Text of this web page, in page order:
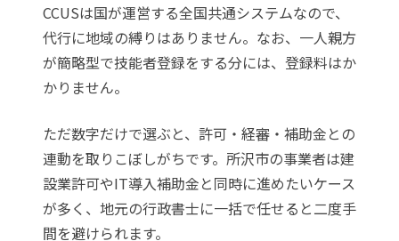
CCUSは国が運営する全国共通システムなので、
代行に地域の縛りはありません。なお、一人親方
が簡略型で技能者登録をする分には、登録料はか
かりません。
ただ数字だけで選ぶと、許可・経審・補助金との
連動を取りこぼしがちです。所沢市の事業者は建
設業許可やIT導入補助金と同時に進めたいケース
が多く、地元の行政書士に一括で任せると二度手
間を避けられます。